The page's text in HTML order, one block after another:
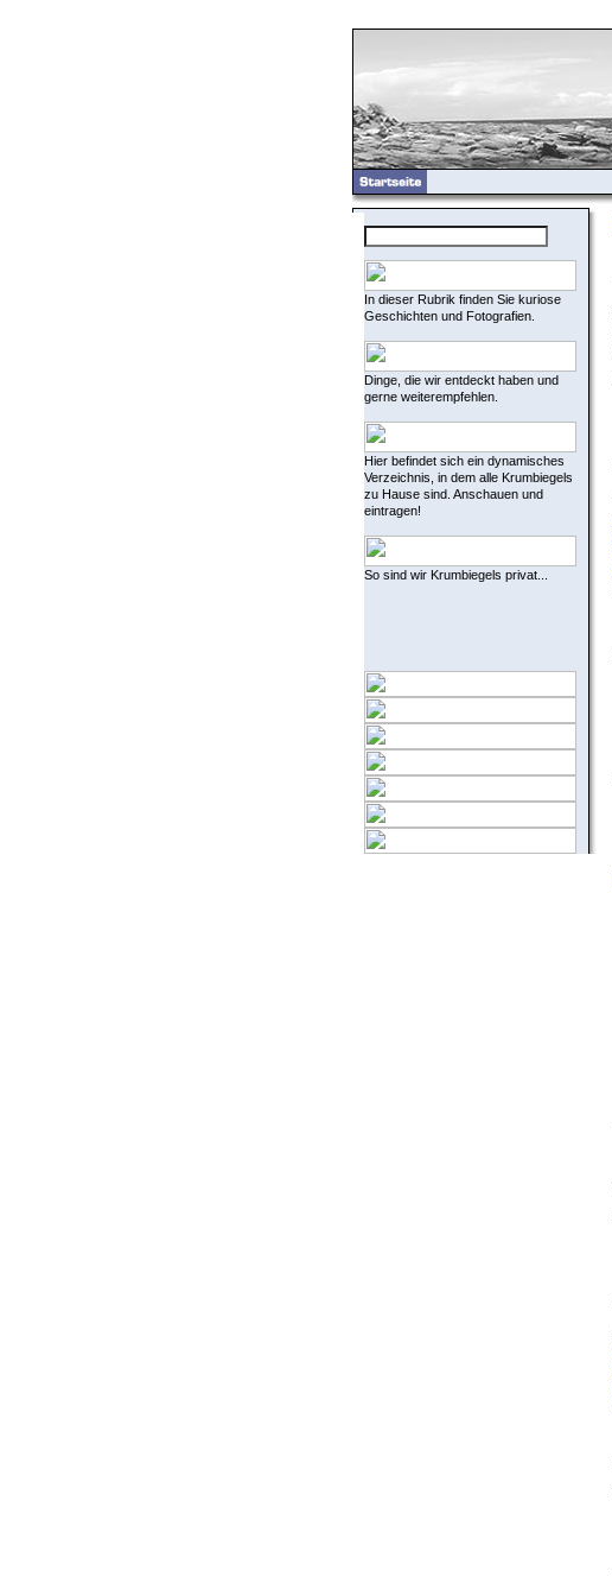
In dieser Rubrik finden Sie kuriose
Geschichten und Fotografien.
Dinge, die wir entdeckt haben und
gerne weiterempfehlen.
Hier befindet sich ein dynamisches
Verzeichnis, in dem alle Krumbiegels
zu Hause sind. Anschauen und
eintragen!
So sind wir Krumbiegels privat...